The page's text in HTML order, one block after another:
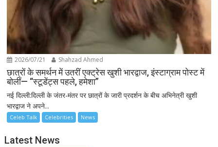
2026/07/21 Shahzad Ahmed
छात्रों के समर्थन में उतरीं एक्ट्रेस खुशी भारद्वाज, इंस्टाग्राम पोस्ट में
बोलीं— “स्टूडेंट्स पहले, हमेशा”
नई दिल्ली:दिल्ली के जंतर-मंतर पर छात्रों के जारी प्रदर्शन के बीच अभिनेत्री खुशी
भारद्वाज ने अपने...
Celeb Talk Celebrities News
Latest News